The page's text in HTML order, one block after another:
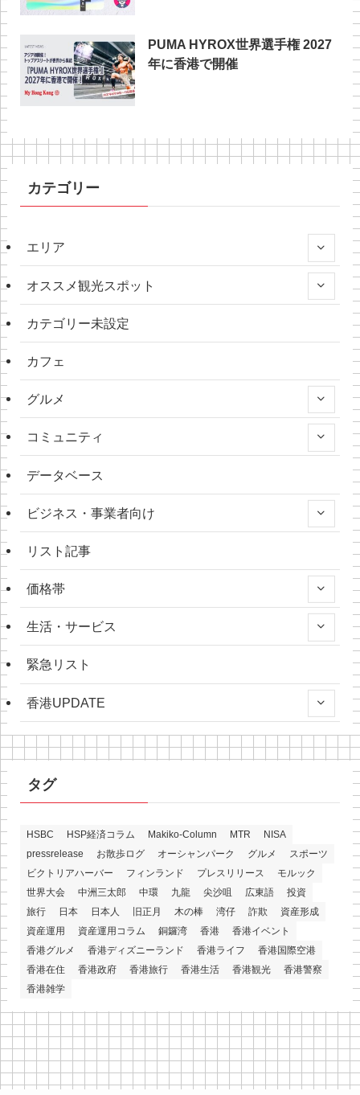
PUMA HYROX世界選手権 2027
年に香港で開催
カテゴリー
エリア
オススメ観光スポット
カテゴリー未設定
カフェ
グルメ
コミュニティ
データベース
ビジネス・事業者向け
リスト記事
価格帯
生活・サービス
緊急リスト
香港UPDATE
タグ
HSBC HSP経済コラム Makiko-Column MTR
NISA
pressrelease
お散歩ログ オーシャンパーク グルメ
スポーツ
ビクトリアハーバー
フィンランド プレスリリース
モルック
世界大会
中洲三太郎 中環 九龍 尖沙咀 広東語
投資
旅行
日本 日本人 旧正月 木の棒 湾仔 詐欺
資産形成
資産運用
資産運用コラム 銅鑼湾 香港
香港イベント
香港グルメ
香港ディズニーランド 香港ライフ
香港国際空港
香港在住
香港政府 香港旅行 香港生活 香港観光
香港警察
香港雑学